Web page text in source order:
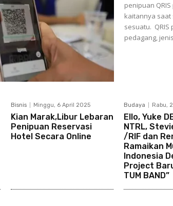
penipuan QRIS
kaitannya
sesuatu. QRIS palsu adalah kode QR bohong yang meniru identitas
pedagang,
Bisnis Minggu, 6 April 2025
Kian Marak,Libur Lebaran
Penipuan Reservasi
Hotel Secara Online
Budaya Rabu,
Ello, Yuke
NTRL,
/RIF dan
Ramaikan
Indonesia
Project
TUM BAND”